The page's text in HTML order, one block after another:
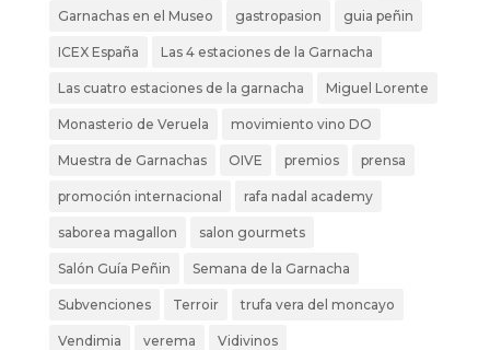
Garnachas en el Museo gastropasion guia peñin
ICEX España Las 4 estaciones de la Garnacha
Las cuatro estaciones de la garnacha Miguel Lorente
Monasterio de Veruela movimiento vino DO
Muestra de Garnachas OIVE premios prensa
promoción internacional rafa nadal academy
saborea magallon salon gourmets
Salón Guía Peñin Semana de la Garnacha
Subvenciones Terroir trufa vera del moncayo
Vendimia verema Vidivinos